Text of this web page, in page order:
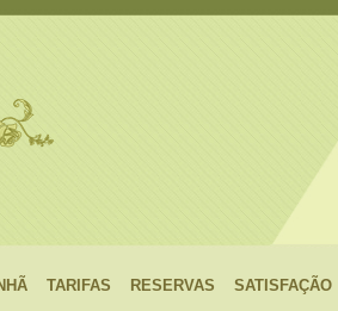
TARIFAS RESERVAS SATISFAÇÃO